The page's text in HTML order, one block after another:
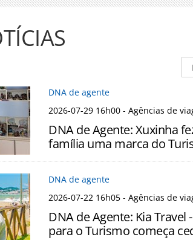
DNA de agente
2026-07-29 16h00 - Agências de
DNA de Agente: Xuxinha
família uma marca do
DNA de agente
2026-07-22 16h05 - Agências de
DNA de Agente: Kia Travel
para o Turismo começa